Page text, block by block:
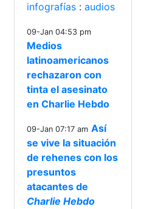
infografías : audios
09-Jan 04:53 pm
Medios
latinoamericanos
rechazaron con
tinta el asesinato
en Charlie Hebdo
09-Jan 07:17 am Así
se vive la situación
de rehenes con los
presuntos
atacantes de
Charlie Hebdo